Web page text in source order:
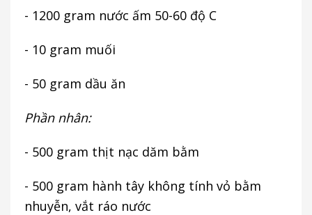
- 1200 gram nước ấm 50-60 độ C
- 10 gram muối
- 50 gram dầu ăn
Phần nhân:
- 500 gram thịt nạc dăm bằm
- 500 gram hành tây không tính vỏ bằm
nhuyễn, vắt ráo nước